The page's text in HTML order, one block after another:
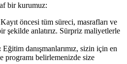
bir kurumuz:
Kayıt öncesi tüm süreci, masrafları ve
şekilde anlatırız. Sürpriz maliyetlerle
Eğitim danışmanlarımız, sizin için en
programı belirlemenizde size